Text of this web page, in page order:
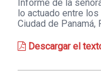
Informe de la
lo actuado entre
Ciudad de Panamá,
Descargar el